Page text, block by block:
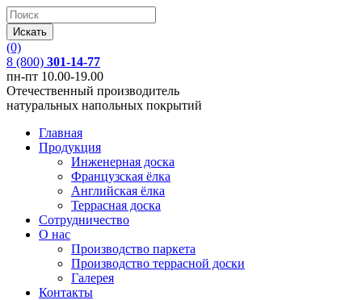
(0)
8 (800) 301-14-77
пн-пт 10.00-19.00
Отечественный производитель
натуральных напольных покрытий
Главная
Продукция
Инженерная доска
Французская ёлка
Английская ёлка
Террасная доска
Сотрудничество
О нас
Производство паркета
Производство террасной доски
Галерея
Контакты